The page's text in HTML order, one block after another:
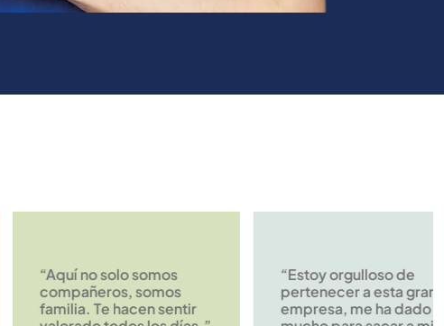
“Aquí no solo somos
compañeros, somos
familia. Te hacen sentir
“Estoy orgulloso de
pertenecer a esta gran
empresa, me ha dado